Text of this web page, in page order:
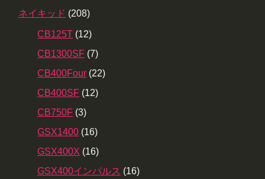
ネイキッド (208)
CB125T (12)
CB1300SF (7)
CB400Four (22)
CB400SF (12)
CB750F (3)
GSX1400 (16)
GSX400X (16)
GSX400インパルス (16)